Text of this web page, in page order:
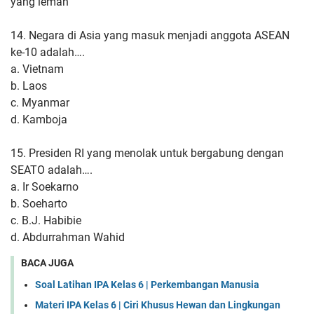
14. Negara di Asia yang masuk menjadi anggota ASEAN
ke-10 adalah….
a. Vietnam
b. Laos
c. Myanmar
d. Kamboja
15. Presiden RI yang menolak untuk bergabung dengan
SEATO adalah….
a. Ir Soekarno
b. Soeharto
c. B.J. Habibie
d. Abdurrahman Wahid
BACA JUGA
Soal Latihan IPA Kelas 6 | Perkembangan Manusia
Materi IPA Kelas 6 | Ciri Khusus Hewan dan Lingkungan